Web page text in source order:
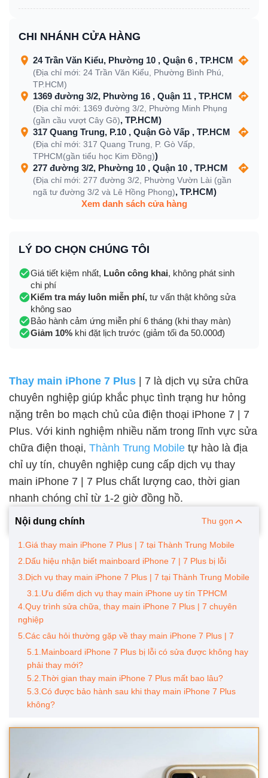
CHI NHÁNH CỬA HÀNG
24 Trần Văn Kiểu, Phường 10 , Quận 6 , TP.HCM
(Địa chỉ mới: 24 Trần Văn Kiểu, Phường Bình Phú,
TP.HCM)
1369 đường 3/2, Phường 16 , Quận 11 , TP.HCM
(Địa chỉ mới: 1369 đường 3/2, Phường Minh Phụng
(gần cầu vượt Cây Gõ), TP.HCM)
317 Quang Trung, P.10 , Quận Gò Vấp , TP.HCM
(Địa chỉ mới: 317 Quang Trung, P. Gò Vấp,
TPHCM(gần tiểu học Kim Đồng))
277 đường 3/2, Phường 10 , Quận 10 , TP.HCM
(Địa chỉ mới: 277 đường 3/2, Phường Vườn Lài (gần
ngã tư đường 3/2 và Lê Hồng Phong), TP.HCM)
Xem danh sách cửa hàng
LÝ DO CHỌN CHÚNG TÔI
Giá tiết kiệm nhất, Luôn công khai, không phát sinh
chi phí
Kiểm tra máy luôn miễn phí, tư vấn thật không sửa
không sao
Bảo hành cảm ứng miễn phí 6 tháng (khi thay màn)
Giảm 10% khi đặt lịch trước (giảm tối đa 50.000đ)
Thay main iPhone 7 Plus | 7 là dịch vụ sửa chữa
chuyên nghiệp giúp khắc phục tình trạng hư hỏng
nặng trên bo mạch chủ của điện thoại iPhone 7 | 7
Plus. Với kinh nghiệm nhiều năm trong lĩnh vực sửa
chữa điện thoại, Thành Trung Mobile tự hào là địa
chỉ uy tín, chuyên nghiệp cung cấp dịch vụ thay
main iPhone 7 | 7 Plus chất lượng cao, thời gian
nhanh chóng chỉ từ 1-2 giờ đồng hồ.
Nội dung chính Thu gọn
1.Giá thay main iPhone 7 Plus | 7 tại Thành Trung Mobile
2.Dấu hiệu nhận biết mainboard iPhone 7 | 7 Plus bị lỗi
3.Dịch vụ thay main iPhone 7 Plus | 7 tại Thành Trung Mobile
3.1.Ưu điểm dịch vụ thay main iPhone uy tín TPHCM
4.Quy trình sửa chữa, thay main iPhone 7 Plus | 7 chuyên
nghiệp
5.Các câu hỏi thường gặp về thay main iPhone 7 Plus | 7
5.1.Mainboard iPhone 7 Plus bị lỗi có sửa được không hay
phải thay mới?
5.2.Thời gian thay main iPhone 7 Plus mất bao lâu?
5.3.Có được bảo hành sau khi thay main iPhone 7 Plus
không?